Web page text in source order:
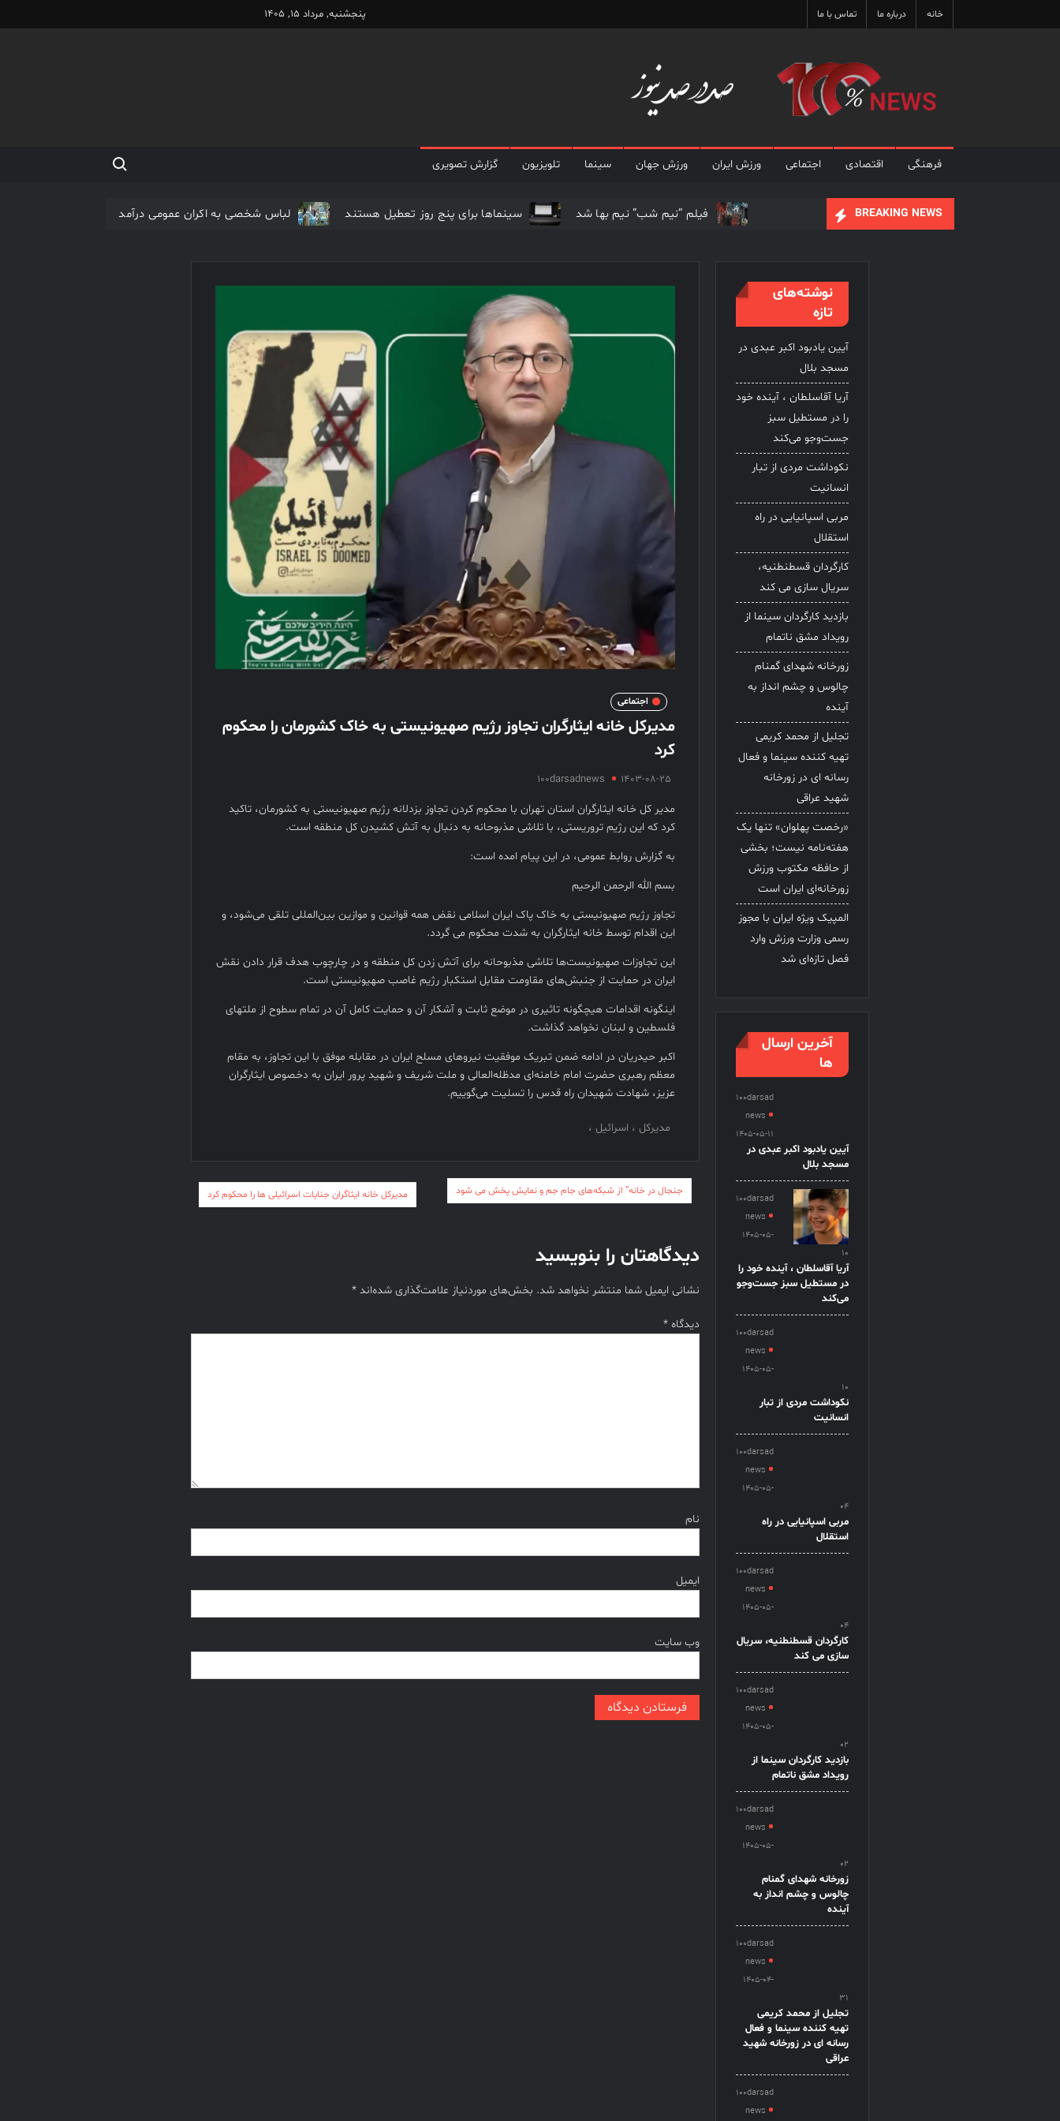
پنجشنبه, مرداد 15, 1405 خانه درباره ما تماس با ما
خبری
درصد
فرهنگی اقتصادی اجتماعی ورزش ایران ورزش جهان سینما تلویزیون گزارش تصویری Search for:
BREAKING NEWS لباس شخصی به اکران عمومی درآمد سینماها برای پنج‌ روز تعطیل هستند
فیلم “نیم شب” نیم بها شد
اجتماعی
مدیرکل خانه ایثارگران تجاوز رژیم صهیونیستی به خاک کشورمان را محکوم
کرد
100darsadnews 1403-08-25
مدیر کل خانه ایثارگران استان تهران با محکوم کردن تجاوز بزدلانه رژیم صهیونیستی به کشورمان، تاکید
کرد که این رژیم تروریستی، با تلاشی مذبوحانه به دنبال به آتش کشیدن کل منطقه است.
به گزارش روابط عمومی، در این پیام امده است:
بسم الله الرحمن الرحیم
تجاوز رژیم صهیونیستی به خاک پاک ایران اسلامی نقض همه قوانین و موازین بین‌المللی تلقی می‌شود، و
این اقدام توسط خانه ایثارگران به شدت محکوم می گردد.
این تجاوزات صهیونیست‌ها تلاشی مذبوحانه برای آتش زدن کل منطقه و در چارچوب هدف قرار دادن نقش
ایران در حمایت از جنبش‌های مقاومت مقابل استکبار رژیم غاصب صهیونیستی است.
اینگونه اقدامات هیچگونه تاثیری در موضع ثابت و آشکار آن و حمایت کامل آن در تمام سطوح از ملتهای
فلسطین و لبنان نخواهد گذاشت.
اکبر حیدریان در ادامه ضمن تبریک موفقیت نیروهای مسلح ایران در مقابله موفق با این تجاوز، به مقام
معظم رهبری حضرت امام خامنه‌ای مدظله‌العالی و ملت شریف و شهید پرور ایران به دخصوص ایثارگران
عزیز، شهادت شهیدان راه قدس را تسلیت می‌گوییم.
مدیرکل ، اسرائیل ،
راهبری
جنجال در خانه” از شبکه‌های جام جم و نمایش پخش می‌ شود مدیرکل خانه ایثاگران جنایات اسرائیلی ها را محکوم کرد
دیدگاهتان را بنویسید
نشانی ایمیل شما منتشر نخواهد شد. بخش‌های موردنیاز علامت‌گذاری شده‌اند *
دیدگاه *
نام
ایمیل
وب‌ سایت
نوشته‌های
تازه
آیین یادبود اکبر عبدی در
مسجد بلال
آریا آقاسلطان ، آینده خود
را در مستطیل سبز
جست‌وجو می‌کند
نکوداشت مردی از تبار
انسانیت
مربی اسپانیایی در راه
استقلال
کارگردان قسطنطنیه،
سریال سازی می کند
بازدید کارگردان سینما از
رویداد مشق ناتمام
زورخانه شهدای گمنام
چالوس و چشم انداز به
آینده
تجلیل از محمد کریمی
تهیه کننده سینما و فعال
رسانه ای در زورخانه
شهید عراقی
«رخصت پهلوان» تنها یک
هفته‌نامه نیست؛ بخشی
از حافظه مکتوب ورزش
زورخانه‌ای ایران است
المپیک ویژه ایران با مجوز
رسمی وزارت ورزش وارد
فصل تازه‌ای شد
آخرین ارسال
ها
100darsad
news
1405-05-11
آیین یادبود اکبر عبدی در
مسجد بلال
100darsad
news
1405-05-
10
آریا آقاسلطان ، آینده خود را
در مستطیل سبز جست‌وجو
می‌کند
100darsad
news
1405-05-
10
نکوداشت مردی از تبار
انسانیت
100darsad
news
1405-05-
04
مربی اسپانیایی در راه
استقلال
100darsad
news
1405-05-
04
کارگردان قسطنطنیه، سریال
سازی می کند
100darsad
news
1405-05-
02
بازدید کارگردان سینما از
رویداد مشق ناتمام
100darsad
news
1405-05-
02
زورخانه شهدای گمنام
چالوس و چشم انداز به
آینده
100darsad
news
1405-04-
31
تجلیل از محمد کریمی
تهیه کننده سینما و فعال
رسانه ای در زورخانه شهید
عراقی
100darsad
news